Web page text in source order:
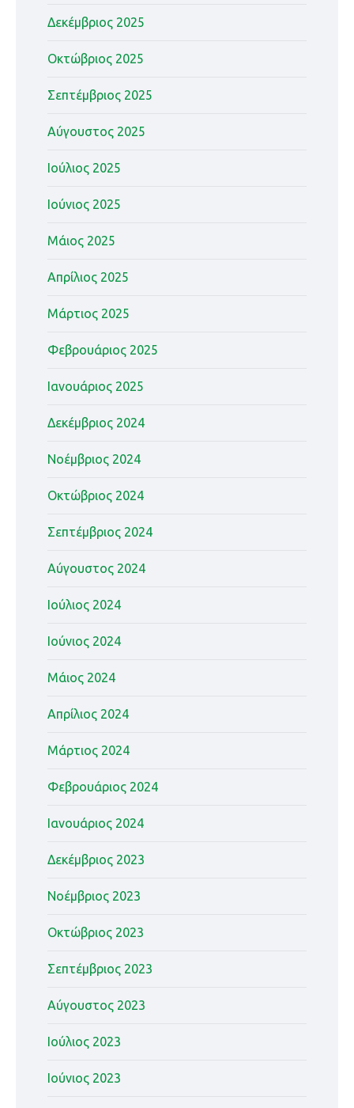
Δεκέμβριος 2025
Οκτώβριος 2025
Σεπτέμβριος 2025
Αύγουστος 2025
Ιούλιος 2025
Ιούνιος 2025
Μάιος 2025
Απρίλιος 2025
Μάρτιος 2025
Φεβρουάριος 2025
Ιανουάριος 2025
Δεκέμβριος 2024
Νοέμβριος 2024
Οκτώβριος 2024
Σεπτέμβριος 2024
Αύγουστος 2024
Ιούλιος 2024
Ιούνιος 2024
Μάιος 2024
Απρίλιος 2024
Μάρτιος 2024
Φεβρουάριος 2024
Ιανουάριος 2024
Δεκέμβριος 2023
Νοέμβριος 2023
Οκτώβριος 2023
Σεπτέμβριος 2023
Αύγουστος 2023
Ιούλιος 2023
Ιούνιος 2023